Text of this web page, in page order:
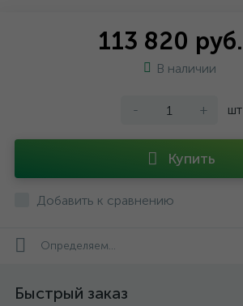
113 820 руб.
В наличии
- + шт
Купить
Добавить к сравнению
Определяем...
Быстрый заказ